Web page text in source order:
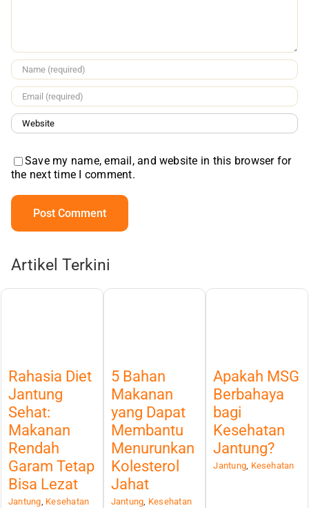
Save my name, email, and website in this browser for
the next time I comment.
Artikel Terkini
Rahasia Diet
Jantung
Sehat:
Makanan
Rendah
Garam Tetap
Bisa Lezat
Jantung Kesehatan
5 Bahan
Makanan
yang Dapat
Membantu
Menurunkan
Kolesterol
Jahat
Jantung Kesehatan
Apakah MSG
Berbahaya
bagi
Kesehatan
Jantung?
Jantung Kesehatan